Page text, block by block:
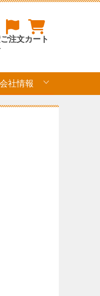
ご注文カート
社情報